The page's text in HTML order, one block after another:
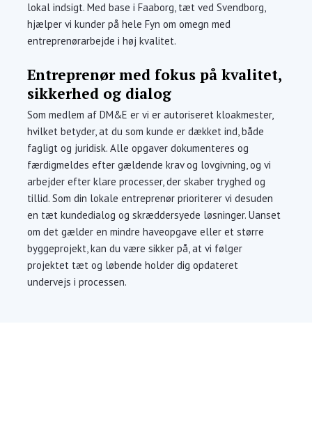
lokal indsigt. Med base i Faaborg, tæt ved Svendborg,
hjælper vi kunder på hele Fyn om omegn med
entreprenørarbejde i høj kvalitet.
Entreprenør med fokus på kvalitet,
sikkerhed og dialog
Som medlem af DM&E er vi er autoriseret kloakmester,
hvilket betyder, at du som kunde er dækket ind, både
fagligt og juridisk. Alle opgaver dokumenteres og
færdigmeldes efter gældende krav og lovgivning, og vi
arbejder efter klare processer, der skaber tryghed og
tillid. Som din lokale entreprenør prioriterer vi desuden
en tæt kundedialog og skræddersyede løsninger. Uanset
om det gælder en mindre haveopgave eller et større
byggeprojekt, kan du være sikker på, at vi følger
projektet tæt og løbende holder dig opdateret
undervejs i processen.